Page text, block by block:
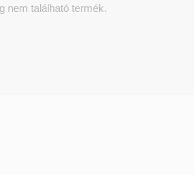
nem található termék.